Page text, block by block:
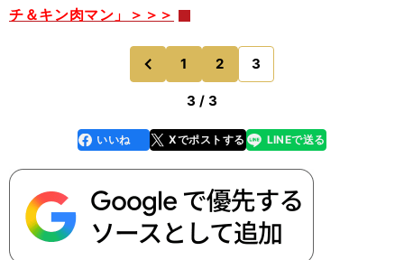
チ＆キン肉マン」＞＞＞
前
のページへ
1 2 3
3 / 3
faceboo
k
いいね Xでポストする
line LINEで送る